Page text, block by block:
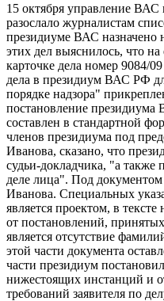
15 октября управление ВАС
разослало журналистам
президиуме ВАС назначено
этих дел выяснилось, что
карточке дела номер 9084/
дела в президиум ВАС РФ
порядке надзора"
постановление
составлен в стандартной
членов президиума под
Иванова, сказано, что
судьи-докладчика, "а также
деле лица". Под
Иванова. Специальных
является проектом, в
от постановлений,
является отсутствие
этой части документа
части президиум
нижестоящих инстанций и
требований заявителя по